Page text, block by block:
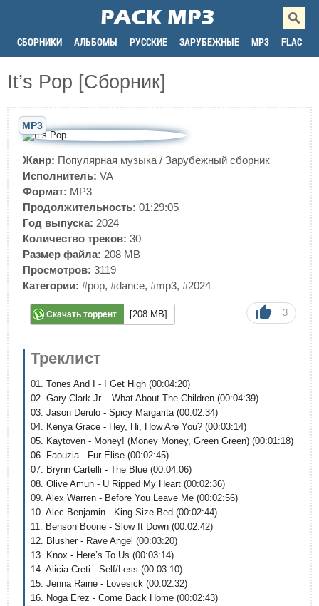
СБОРНИКИ АЛЬБОМЫ РУССКИЕ ЗАРУБЕЖНЫЕ MP3 FLAC
It’s Pop [Сборник]
MP3
Жанр: Популярная музыка / Зарубежный сборник
Исполнитель: VA
Формат: MP3
Продолжительность: 01:29:05
Год выпуска: 2024
Количество треков: 30
Размер файла: 208 MB
Просмотров: 3119
Категории: #pop, #dance, #mp3, #2024
Скачать торрент [208 MB] 3
Треклист
01. Tones And I - I Get High (00:04:20)
02. Gary Clark Jr. - What About The Children (00:04:39)
03. Jason Derulo - Spicy Margarita (00:02:34)
04. Kenya Grace - Hey, Hi, How Are You? (00:03:14)
05. Kaytoven - Money! (Money Money, Green Green) (00:01:18)
06. Faouzia - Fur Elise (00:02:45)
07. Brynn Cartelli - The Blue (00:04:06)
08. Olive Amun - U Ripped My Heart (00:02:36)
09. Alex Warren - Before You Leave Me (00:02:56)
10. Alec Benjamin - King Size Bed (00:02:44)
11. Benson Boone - Slow It Down (00:02:42)
12. Blusher - Rave Angel (00:03:20)
13. Knox - Here’s To Us (00:03:14)
14. Alicia Creti - Self/Less (00:03:10)
15. Jenna Raine - Lovesick (00:02:32)
16. Noga Erez - Come Back Home (00:02:43)